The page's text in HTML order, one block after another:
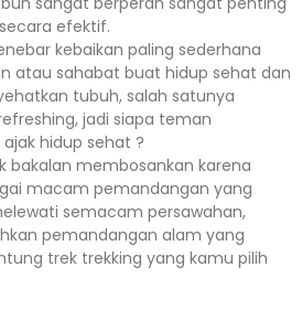
efektif.
kebaikan paling sederhana
atau sahabat buat hidup sehat dan
tubuh, salah satunya
jadi siapa teman
hidup sehat ?
bakalan membosankan karena
macam pemandangan yang
semacam persawahan,
pemandangan alam yang
trek trekking yang kamu pilih